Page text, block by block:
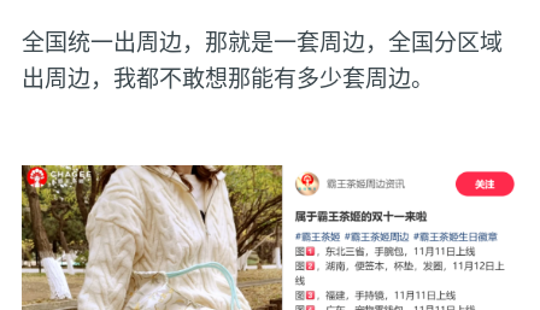
全国统一出周边，那就是一套周边，全国分区域
出周边，我都不敢想那能有多少套周边。